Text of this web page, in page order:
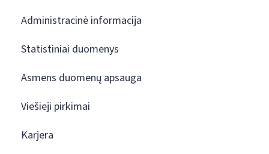
Administracinė informacija
Statistiniai duomenys
Asmens duomenų apsauga
Viešieji pirkimai
Karjera